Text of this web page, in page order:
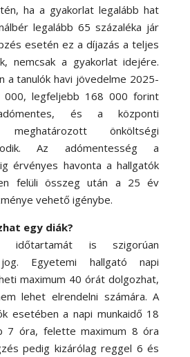
ha a gyakorlat legalább hat
legalább 65 százaléka jár
esetén ez a díjazás a teljes
nemcsak a gyakorlat idejére.
a tanulók havi jövedelme 2025-
000, legfeljebb 168 000 forint
és a központi
meghatározott önköltségi
Az adómentesség a
érvényes havonta a hallgatók
felüli összeg után a 25 év
vehető igénybe.
egy diák?
időtartamát is szigorúan
Egyetemi hallgató napi
maximum 40 órát dolgozhat,
lehet elrendelni számára. A
esetében a napi munkaidő 18
7 óra, felette maximum 8 óra
pedig kizárólag reggel 6 és